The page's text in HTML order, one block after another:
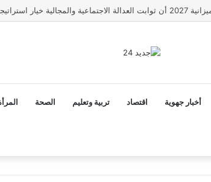
ديفوار
أخبار جهوية اقتصاد تربية وتعليم الصحة